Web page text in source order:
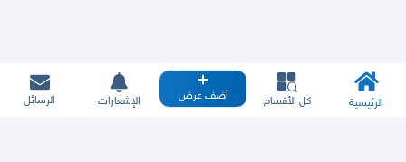
الرئيسية كل الأقسام أضف عرض الإشعارات الرسائل